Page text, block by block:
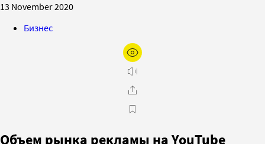
13 November 2020
Бизнес
Объем рынка рекламы на YouTube